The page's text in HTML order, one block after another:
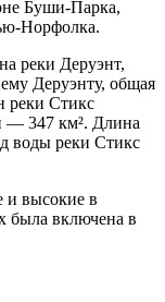
Буши-Парка,
Норфолка.
реки Деруэнт,
Деруэнту, общая
реки Стикс
— 347 км². Длина
воды реки Стикс
и высокие в
была включена в